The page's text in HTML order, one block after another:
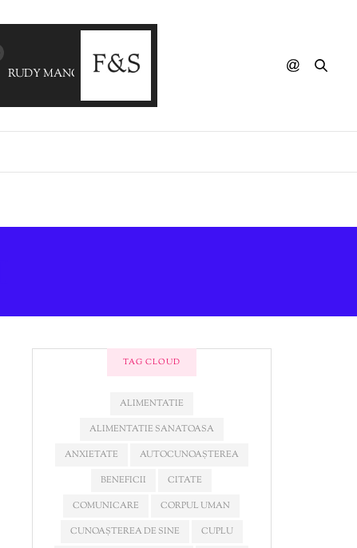
RUDY MANCUSO - Lento
TAG CLOUD
ALIMENTATIE
ALIMENTATIE SANATOASA
ANXIETATE
AUTOCUNOAȘTEREA
BENEFICII
CITATE
COMUNICARE
CORPUL UMAN
CUNOAȘTEREA DE SINE
CUPLU